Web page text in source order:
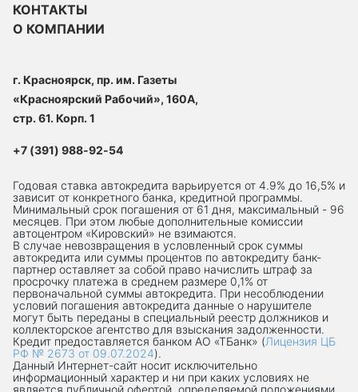
КОНТАКТЫ
О КОМПАНИИ
г. Красноярск, пр. им. Газеты
«Красноярский Рабочий», 160А,
стр. 61. Корп. 1
+7 (391) 988-92-54
Годовая ставка автокредита варьируется от 4.9% до 16,5% и
зависит от конкретного банка, кредитной программы.
Минимальный срок погашения от 61 дня, максимальный - 96
месяцев. При этом любые дополнительные комиссии
автоцентром «Кировский» не взимаются.
В случае невозвращения в условленный срок суммы
автокредита или суммы процентов по автокредиту банк-
партнер оставляет за собой право начислить штраф за
просрочку платежа в среднем размере 0,1% от
первоначальной суммы автокредита. При несоблюдении
условий погашения автокредита данные о нарушителе
могут быть переданы в специальный реестр должников и
коллекторское агентство для взыскания задолженности.
Кредит предоставляется банком АО «ТБанк» (Лицензия ЦБ
РФ № 2673 от 09.07.2024).
Данный Интернет-сaйт носит исключительно
информационный характер и ни при каких условиях не
является публичной офертой, определяемой положениями